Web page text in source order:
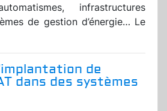
infrastructures
de gestion d’énergie… Le
de
dans des systèmes